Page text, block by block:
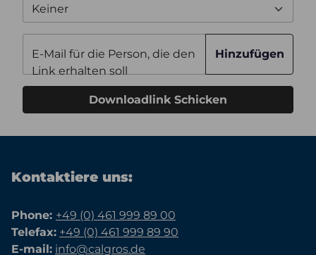
Keiner
E-Mail für die Person, die den
Link erhalten soll
Hinzufügen
Downloadlink Schicken
Kontaktiere uns:
Phone: +49 (0) 461 999 89 00
Telefax: +49 (0) 461 999 89 90
E-mail: info@calgros.de